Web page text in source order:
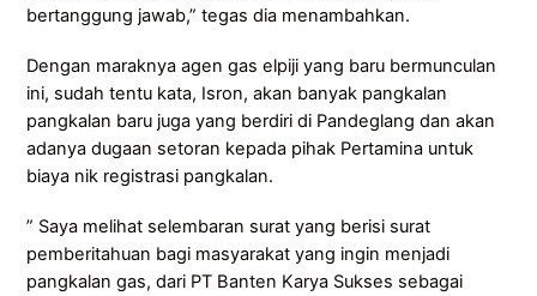
bertanggung jawab,” tegas dia menambahkan.
Dengan maraknya agen gas elpiji yang baru bermunculan
ini, sudah tentu kata, Isron, akan banyak pangkalan
pangkalan baru juga yang berdiri di Pandeglang dan akan
adanya dugaan setoran kepada pihak Pertamina untuk
biaya nik registrasi pangkalan.
” Saya melihat selembaran surat yang berisi surat
pemberitahuan bagi masyarakat yang ingin menjadi
pangkalan gas, dari PT Banten Karya Sukses sebagai